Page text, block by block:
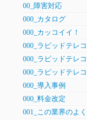
00_障害対応
000_カタログ
000_カッコイイ！
000_ラピッドテレ
000_ラピッドテレ
000_ラピッドテレ
000_導入事例
000_料金改定
001_この業界のよ